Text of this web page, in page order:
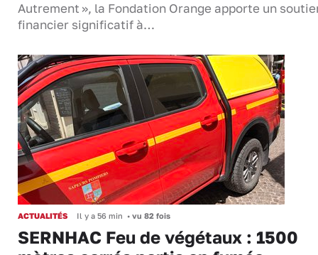
Autrement », la Fondation Orange apporte un
financier significatif à…
ACTUALITÉS Il y a 56 min • vu 82 fois
SERNHAC Feu de végétaux : 1500